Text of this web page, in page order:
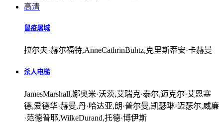
高清
鼠疫屠城
拉尔夫·赫尔福特,AnneCathrinBuhtz,克里斯蒂安·卡赫曼
杀人电梯
JamesMarshall,娜奥米·沃茨,艾瑞克·泰尔,迈克尔·艾恩塞
德,爱德华·赫曼,丹·哈达亚,朗·普尔曼,凯瑟琳·迈瑟尔,威廉
·范德普耶,WilkeDurand,托德·博伊斯